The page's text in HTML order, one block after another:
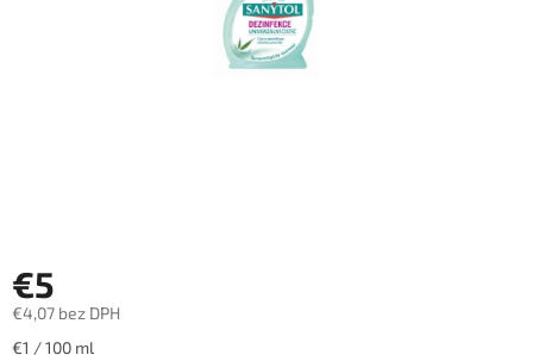
€5
€4,07 bez DPH
Jednotková
€1 / 100 ml